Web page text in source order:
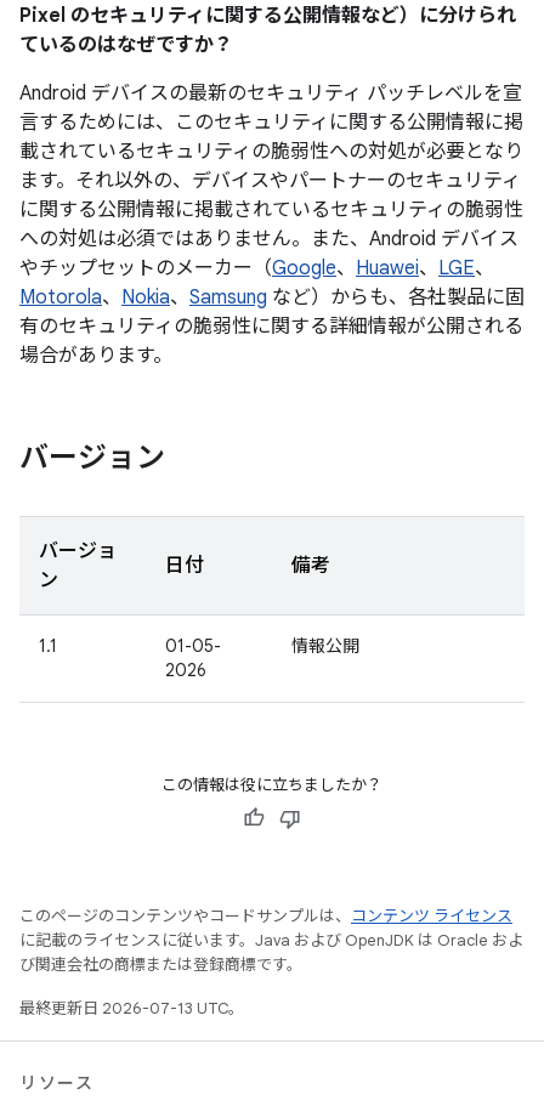
Pixel のセキュリティに関する公開情報など）に分けられ
ているのはなぜですか？
Android デバイスの最新のセキュリティ パッチレベルを宣
言するためには、このセキュリティに関する公開情報に掲
載されているセキュリティの脆弱性への対処が必要となり
ます。それ以外の、デバイスやパートナーのセキュリティ
に関する公開情報に掲載されているセキュリティの脆弱性
への対処は必須ではありません。また、Android デバイス
やチップセットのメーカー（Google、 Huawei、 LGE、
Motorola、 Nokia、 Samsung など）からも、各社製品に固
有のセキュリティの脆弱性に関する詳細情報が公開される
場合があります。
バージョン
バージョ
ン
日付 備考
1.1
01-05-
2026
情報公開
この情報は役に立ちましたか？
このページのコンテンツやコードサンプルは、
コンテンツ ライセンス
に記載のライセンスに従います。Java および OpenJDK は Oracle およ
び関連会社の商標または登録商標です。
最終更新日 2026-07-13 UTC。
リソース